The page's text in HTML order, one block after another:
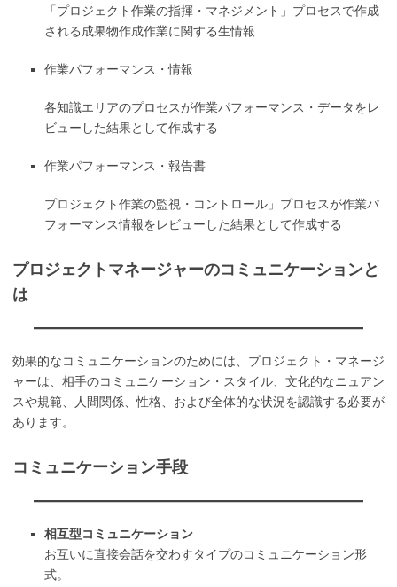
「プロジェクト作業の指揮・マネジメント」プロセスで作成
される成果物作成作業に関する生情報
作業パフォーマンス・情報
各知識エリアのプロセスが作業パフォーマンス・データをレ
ビューした結果として作成する
作業パフォーマンス・報告書
プロジェクト作業の監視・コントロール」プロセスが作業パ
フォーマンス情報をレビューした結果として作成する
プロジェクトマネージャーのコミュニケーションと
は
効果的なコミュニケーションのためには、プロジェクト・マネージ
ャーは、相手のコミュニケーション・スタイル、文化的なニュアン
スや規範、人間関係、性格、および全体的な状況を認識する必要が
あります。
コミュニケーション手段
相互型コミュニケーション
お互いに直接会話を交わすタイプのコミュニケーション形
式。